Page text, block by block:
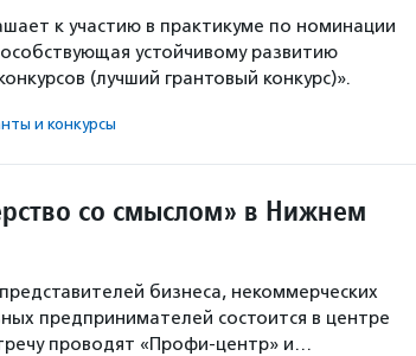
к участию в практикуме по номинации
устойчивому развитию
(лучший грантовый конкурс)».
и конкурсы
со смыслом» в Нижнем
бизнеса, некоммерческих
предпринимателей состоится в центре
проводят «Профи-центр» и…